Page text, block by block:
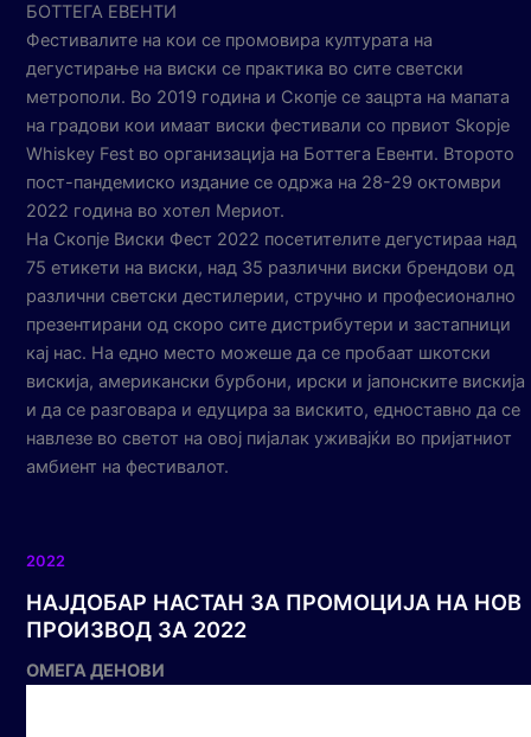
БОТТЕГА ЕВЕНТИ
Фестивалите на кои се промовира културата на
дегустирање на виски се практика во сите светски
метрополи. Во 2019 година и Скопје се зацрта на мапата
на градови кои имаат виски фестивали со првиот Skopje
Whiskey Fest во организација на Боттега Евенти. Второто
пост-пандемиско издание се одржа на 28-29 октомври
2022 година во хотел Мериот.
На Скопје Виски Фест 2022 посетителите дегустираа над
75 етикети на виски, над 35 различни виски брендови од
различни светски дестилерии, стручно и професионално
презентирани од скоро сите дистрибутери и застапници
кај нас. На едно место можеше да се пробаат шкотски
вискија, американски бурбони, ирски и јапонските вискија
и да се разговара и едуцира за вискито, едноставно да се
навлезе во светот на овој пијалак уживајќи во пријатниот
амбиент на фестивалот.
2022
НАЈДОБАР НАСТАН ЗА ПРОМОЦИЈА НА НОВ
ПРОИЗВОД ЗА 2022
ОМЕГА ДЕНОВИ